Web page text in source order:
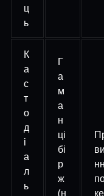
ц
ь
К
а
с
т
о
д
і
а
л
ь
Г
а
м
а
н
ці
бі
р
ж
(н